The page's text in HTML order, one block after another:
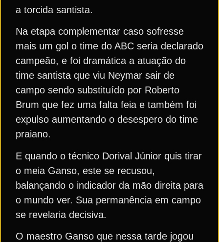
a torcida santista.
Na etapa complementar caso sofresse
mais um gol o time do ABC seria declarado
campeão, e foi dramática a atuação do
time santista que viu Neymar sair de
campo sendo substituído por Roberto
Brum que fez uma falta feia e também foi
expulso aumentando o desespero do time
praiano.
E quando o técnico Dorival Júnior quis tirar
o meia Ganso, este se recusou,
balançando o indicador da mão direita para
o mundo ver. Sua permanência em campo
se revelaria decisiva.
O maestro Ganso que nessa tarde jogou